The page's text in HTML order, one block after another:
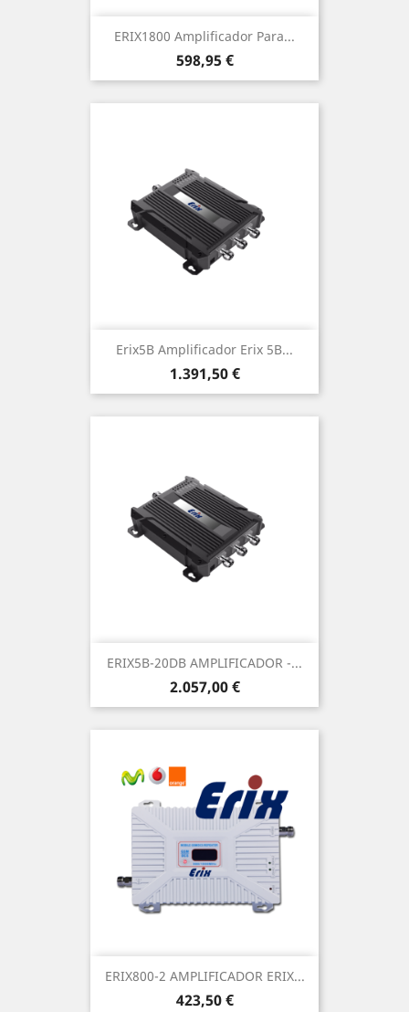
ERIX1800 Amplificador Para...
Precio
598,95 €
Erix5B Amplificador Erix 5B...
Precio
1.391,50 €
ERIX5B-20DB AMPLIFICADOR -...
Precio
2.057,00 €
ERIX800-2 AMPLIFICADOR ERIX...
Precio
423,50 €